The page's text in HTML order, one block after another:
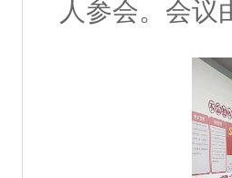
人参会。会议